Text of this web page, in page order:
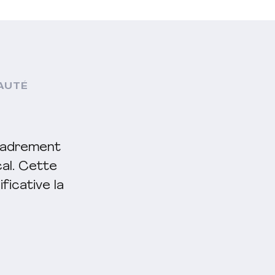
Cette
la